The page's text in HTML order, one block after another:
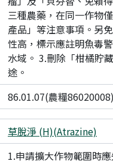
三種農藥，在同一作物
產品」等注意事項。另
性高，標示應註明魚毒
水域。 3.刪除「柑橘貯
途。
86.01.07(農糧86020008)
草脫淨 (H)(Atrazine)
1.申請擴大作物範圍時